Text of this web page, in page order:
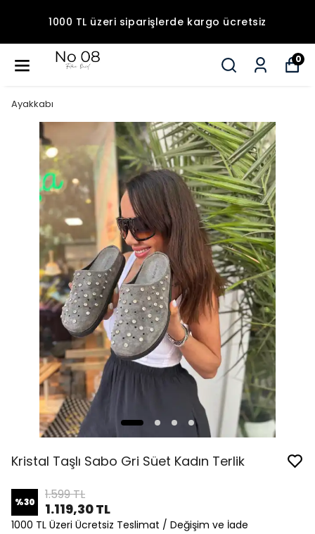
1000 TL üzeri siparişlerde kargo ücretsiz
0
Ayakkabı
Kristal Taşlı Sabo Gri Süet Kadın Terlik
%30 1.599 TL
1.119,30 TL
1000 TL Üzeri Ücretsiz Teslimat / Değişim ve İade